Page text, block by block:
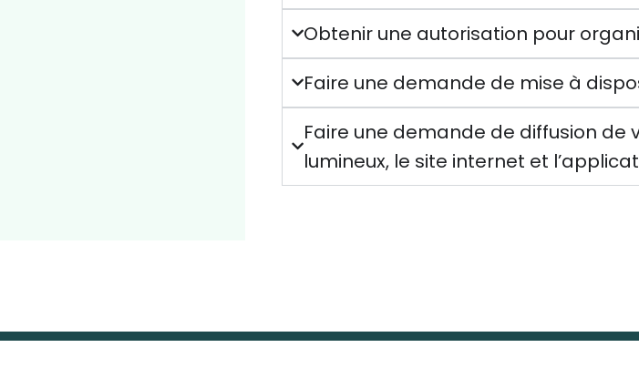
Obtenir une autorisation pour
Faire une demande de mise à
Faire une demande de diffusion de
lumineux, le site internet et